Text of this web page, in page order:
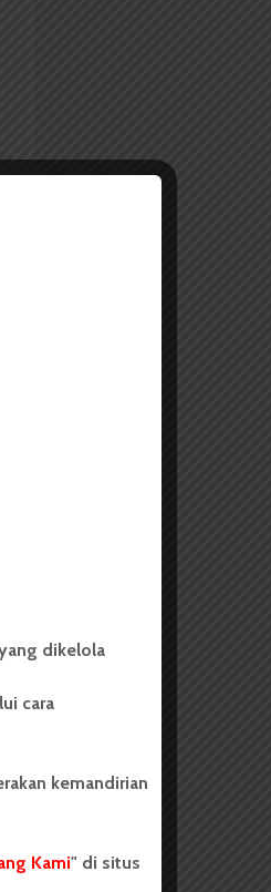
dikelola
cara
kemandirian
Kami" di situs